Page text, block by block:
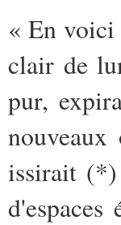
« En
clair de
pur,
issirait (*)